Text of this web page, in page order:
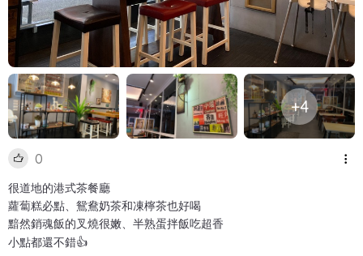
+4
0
很道地的港式茶餐廳
蘿蔔糕必點、鴛鴦奶茶和凍檸茶也好喝
黯然銷魂飯的叉燒很嫩、半熟蛋拌飯吃超香
小點都還不錯👍